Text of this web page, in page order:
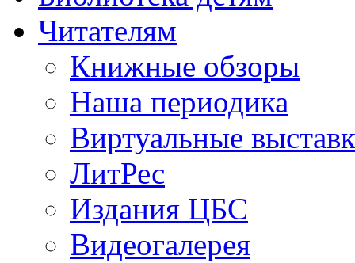
Читателям
Книжные обзоры
Наша периодика
Виртуальные
ЛитРес
Издания ЦБС
Видеогалерея